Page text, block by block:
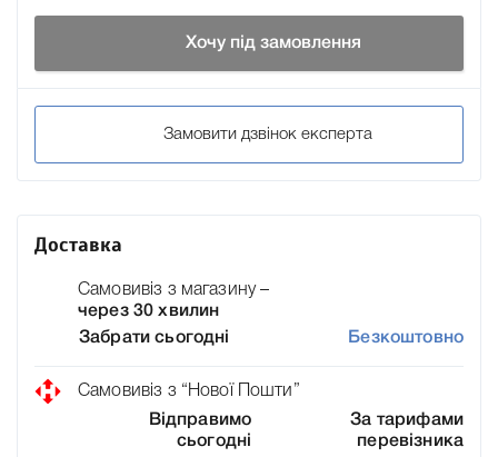
Хочу під замовлення
Замовити дзвінок експерта
Доставка
Самовивіз з магазину –
через 30 хвилин
Забрати сьогодні
Безкоштовно
Самовивіз з “Нової Пошти”
Відправимо
сьогодні
За тарифами
перевізника